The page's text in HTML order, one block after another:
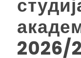
2026/